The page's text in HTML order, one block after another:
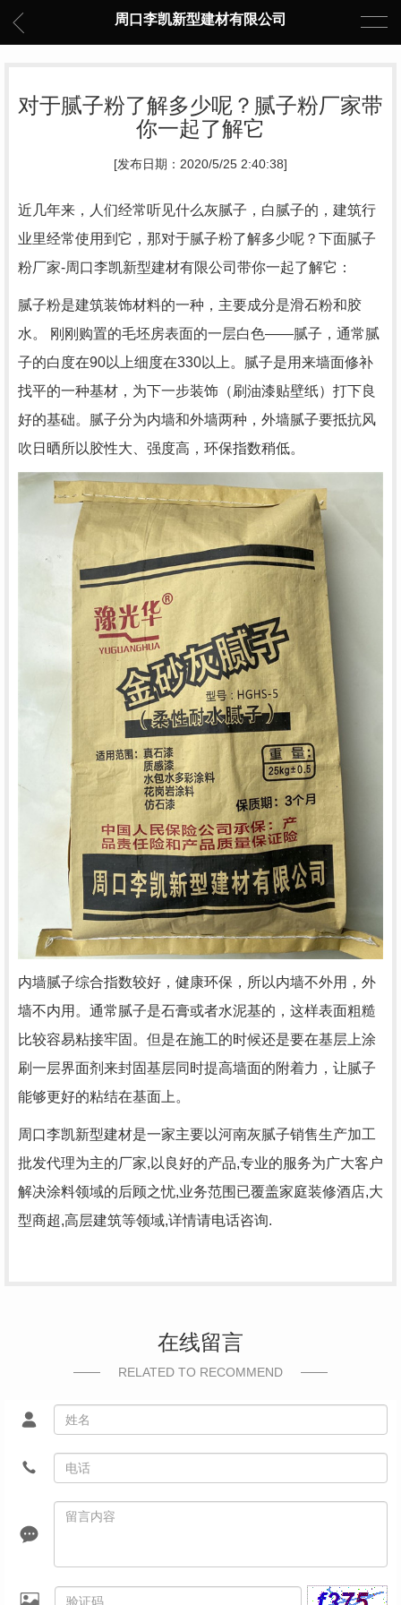
周口李凯新型建材有限公司
对于腻子粉了解多少呢？腻子粉厂家带
你一起了解它
[发布日期：2020/5/25 2:40:38]
近几年来，人们经常听见什么灰腻子，白腻子的，建筑行
业里经常使用到它，那对于腻子粉了解多少呢？下面腻子
粉厂家-周口李凯新型建材有限公司带你一起了解它：
腻子粉是建筑装饰材料的一种，主要成分是滑石粉和胶
水。 刚刚购置的毛坯房表面的一层白色——腻子，通常腻
子的白度在90以上细度在330以上。腻子是用来墙面修补
找平的一种基材，为下一步装饰（刷油漆贴壁纸）打下良
好的基础。腻子分为内墙和外墙两种，外墙腻子要抵抗风
吹日晒所以胶性大、强度高，环保指数稍低。
内墙腻子综合指数较好，健康环保，所以内墙不外用，外
墙不内用。通常腻子是石膏或者水泥基的，这样表面粗糙
比较容易粘接牢固。但是在施工的时候还是要在基层上涂
刷一层界面剂来封固基层同时提高墙面的附着力，让腻子
能够更好的粘结在基面上。
周口李凯新型建材是一家主要以河南灰腻子销售生产加工
批发代理为主的厂家,以良好的产品,专业的服务为广大客户
解决涂料领域的后顾之忧,业务范围已覆盖家庭装修酒店,大
型商超,高层建筑等领域,详情请电话咨询.
在线留言
RELATED TO RECOMMEND